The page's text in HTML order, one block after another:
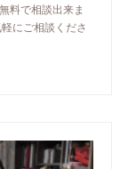
料で相談出来ま
にご相談くださ